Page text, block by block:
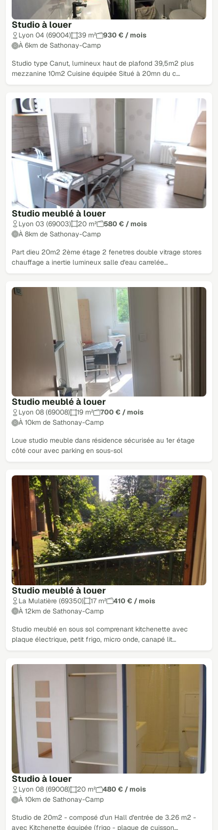
Studio à louer
Lyon 04 (69004) 39 m²
930 € / mois
À 6km de Sathonay-Camp
Studio type Canut, lumineux haut de plafond 39,5m2 plus
mezzanine 10m2 Cuisine équipée Situé à 20mn du c…
Studio meublé à louer
Lyon 03 (69003) 20 m²
580 € / mois
À 8km de Sathonay-Camp
Part dieu 20m2 2ème étage 2 fenetres double vitrage stores
chauffage a inertie lumineux salle d'eau carrelée…
Studio meublé à louer
Lyon 08 (69008) 19 m²
700 € / mois
À 10km de Sathonay-Camp
Loue studio meuble dans résidence sécurisée au 1er étage
côté cour avec parking en sous-sol
Studio meublé à louer
La Mulatière (69350) 17 m²
410 € / mois
À 12km de Sathonay-Camp
Studio meublé en sous sol comprenant kitchenette avec
plaque électrique, petit frigo, micro onde, canapé lit…
Studio à louer
Lyon 08 (69008) 20 m²
480 € / mois
À 10km de Sathonay-Camp
Studio de 20m2 - composé d'un Hall d'entrée de 3.26 m2 -
avec Kitchenette équipée (frigo - plaque de cuisson…